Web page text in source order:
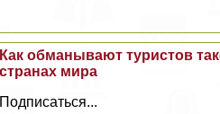
Как обманывают туристов
странах мира
Подписаться...